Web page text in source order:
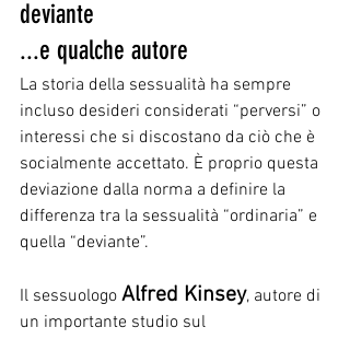
deviante
...e qualche autore
La storia della sessualità ha sempre
incluso desideri considerati “perversi” o
interessi che si discostano da ciò che è
socialmente accettato. È proprio questa
deviazione dalla norma a definire la
differenza tra la sessualità “ordinaria” e
quella “deviante”.
Il sessuologo Alfred Kinsey, autore di
un importante studio sul